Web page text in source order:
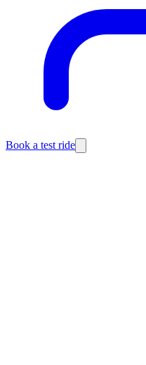
Book a test ride